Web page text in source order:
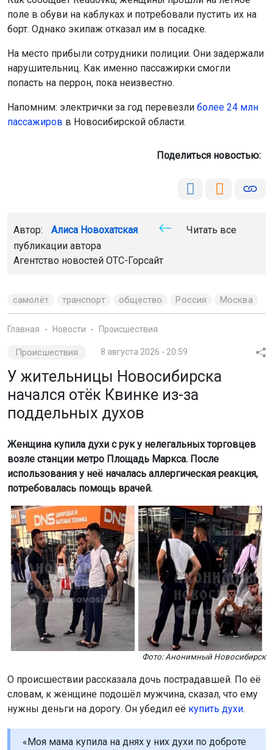
поле в обуви на каблуках и потребовали пустить их на
борт. Однако экипаж отказал им в посадке.
На место прибыли сотрудники полиции. Они задержали
нарушительниц. Как именно пассажирки смогли
попасть на перрон, пока неизвестно.
Напомним: электрички за год перевезли более 24 млн
пассажиров в Новосибирской области.
Поделиться новостью:
Автор: Алиса Новохатская
Читать все
публикации автора
Агентство новостей ОТС-Горсайт
самолёт транспорт общество Россия Москва
Главная Новости Происшествия
Происшествия 8 августа 2026 - 20:59
У жительницы Новосибирска
начался отёк Квинке из-за
поддельных духов
Женщина купила духи с рук у нелегальных торговцев
возле станции метро Площадь Маркса. После
использования у неё началась аллергическая реакция,
потребовалась помощь врачей.
Фото: Анонимный Новосибирск
О происшествии рассказала дочь пострадавшей. По её
словам, к женщине подошёл мужчина, сказал, что ему
нужны деньги на дорогу. Он убедил её купить духи.
«Моя мама купила на днях у них духи по доброте